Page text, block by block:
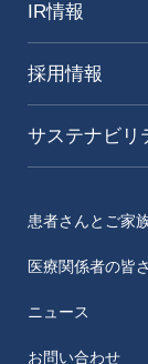
IR情報
採用情報
サステナビリ
患者さんとご家
医療関係者の皆
MA）
ニュース
お問い合わせ